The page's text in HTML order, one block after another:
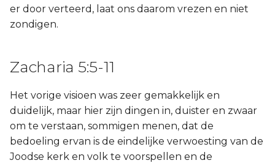
er door verteerd, laat ons daarom vrezen en niet
zondigen.
Zacharia 5:5-11
Het vorige visioen was zeer gemakkelijk en
duidelijk, maar hier zijn dingen in, duister en zwaar
om te verstaan, sommigen menen, dat de
bedoeling ervan is de eindelijke verwoesting van de
Joodse kerk en volk te voorspellen en de